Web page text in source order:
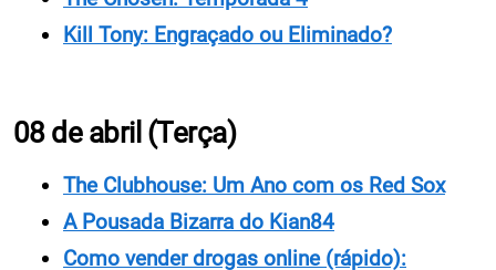
Kill Tony: Engraçado ou Eliminado?
08 de abril (Terça)
The Clubhouse: Um Ano com os Red Sox
A Pousada Bizarra do Kian84
Como vender drogas online (rápido):